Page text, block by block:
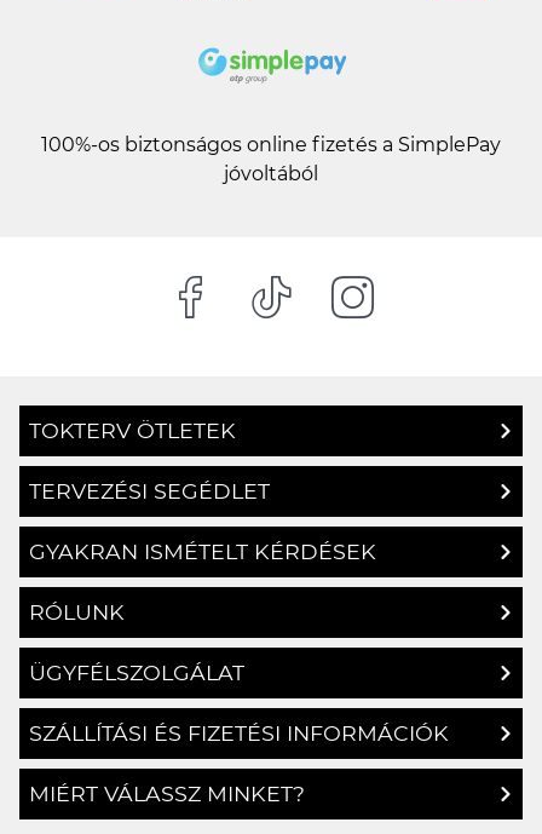
100%-os biztonságos online fizetés a SimplePay
TOKTERV ÖTLETEK
TERVEZÉSI SEGÉDLET
GYAKRAN ISMÉTELT KÉRDÉSEK
RÓLUNK
ÜGYFÉLSZOLGÁLAT
SZÁLLÍTÁSI ÉS FIZETÉSI INFORMÁCIÓK
MIÉRT VÁLASSZ MINKET?